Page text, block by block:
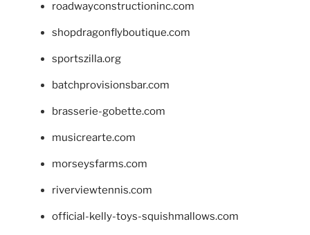
roadwayconstructioninc.com
shopdragonflyboutique.com
sportszilla.org
batchprovisionsbar.com
brasserie-gobette.com
musicrearte.com
morseysfarms.com
riverviewtennis.com
official-kelly-toys-squishmallows.com